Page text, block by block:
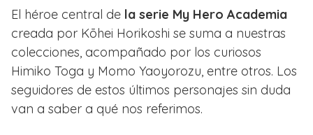
El héroe central de la serie My Hero Academia
creada por Kōhei Horikoshi se suma a nuestras
colecciones, acompañado por los curiosos
Himiko Toga y Momo Yaoyorozu, entre otros. Los
seguidores de estos últimos personajes sin duda
van a saber a qué nos referimos.